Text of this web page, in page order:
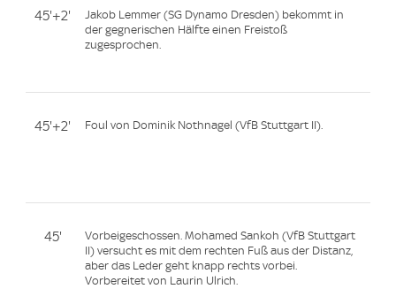
45'+2'
Jakob Lemmer (SG Dynamo Dresden) bekommt in
der gegnerischen Hälfte einen Freistoß
zugesprochen.
45'+2' Foul von Dominik Nothnagel (VfB Stuttgart II).
45'
Vorbeigeschossen. Mohamed Sankoh (VfB Stuttgart
II) versucht es mit dem rechten Fuß aus der Distanz,
aber das Leder geht knapp rechts vorbei.
Vorbereitet von Laurin Ulrich.